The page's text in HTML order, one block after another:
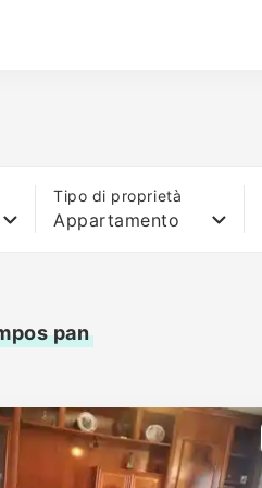
Tipo di proprietà
Appartamento
pan